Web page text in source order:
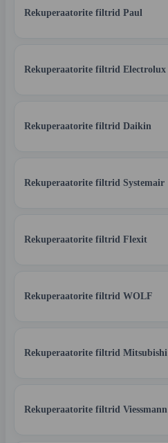
Rekuperaatorite filtrid Paul
Rekuperaatorite filtrid Electrolux
Rekuperaatorite filtrid Daikin
Rekuperaatorite filtrid Systemair
Rekuperaatorite filtrid Flexit
Rekuperaatorite filtrid WOLF
Rekuperaatorite filtrid Mitsubishi
Rekuperaatorite filtrid Viessmann